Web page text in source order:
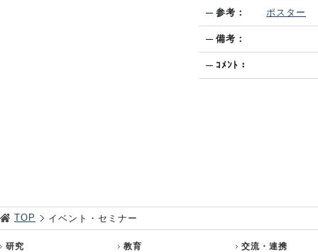
参考： ポスター
備考：
ｺﾒﾝﾄ：
TOP イベント・セミナー
研究 教育 交流・連携